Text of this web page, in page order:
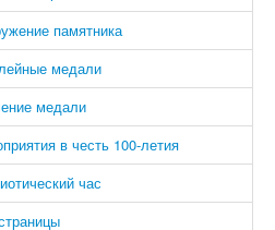
памятника
медали
медали
в честь 100-летия
час